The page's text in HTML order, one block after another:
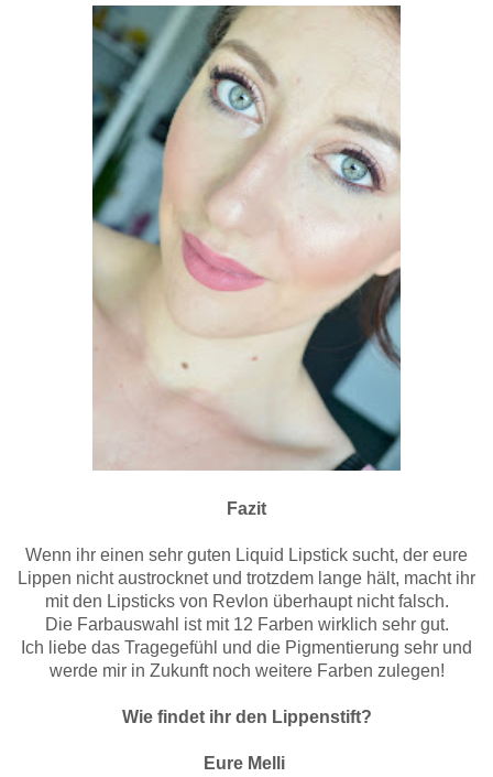
Fazit
Wenn ihr einen sehr guten Liquid Lipstick sucht, der eure
Lippen nicht austrocknet und trotzdem lange hält, macht ihr
mit den Lipsticks von Revlon überhaupt nicht falsch.
Die Farbauswahl ist mit 12 Farben wirklich sehr gut.
Ich liebe das Tragegefühl und die Pigmentierung sehr und
werde mir in Zukunft noch weitere Farben zulegen!
Wie findet ihr den Lippenstift?
Eure Melli